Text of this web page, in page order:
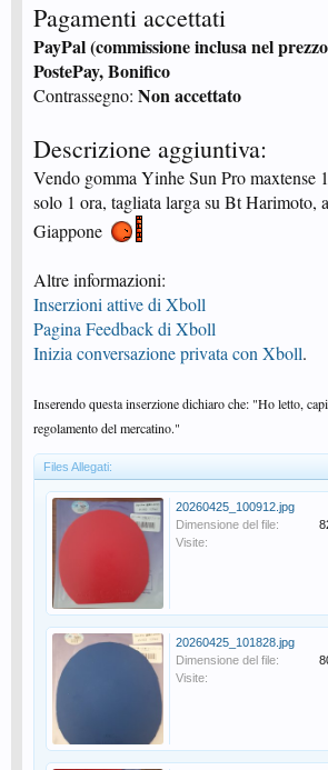
Pagamenti accettati
PayPal (commissione inclusa nel
PostePay, Bonifico
Contrassegno: Non accettato
Descrizione aggiuntiva:
Vendo gomma Yinhe Sun Pro maxtense
solo 1 ora, tagliata larga su Bt Harimoto,
Giappone
Altre informazioni:
Inserzioni attive di Xboll
Pagina Feedback di Xboll
Inizia conversazione privata con Xboll.
Inserendo questa inserzione dichiaro che: "Ho letto,
regolamento del mercatino."
Files Allegati:
20260425_100912.jpg
Dimensione del file:
Visite:
20260425_101828.jpg
Dimensione del file:
Visite: